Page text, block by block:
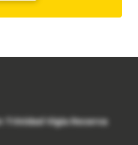
Trinidad Vigia Reserva